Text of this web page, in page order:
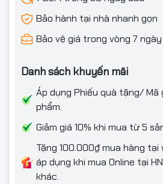
Bảo hành tại nhà nhanh gọn
Bảo vệ giá trong vòng 7 ngày
Danh sách khuyến mãi
Áp dụng Phiếu quà tặng/ Mã
phẩm.
Giảm giá 10% khi mua từ 5
Tặng 100.000₫ mua hàng
áp dụng khi mua Online tại
khác.
trong nhà.
Cảnh báo nhanh khi có chuyển
Xem trực tiếp và xem lại dễ dàng qua
📦 Điều kiện đổi/hoàn hàng (ngắn
Quay video mở gói từ lúc kiện còn
khi kiểm tra xong (căn cứ khi móp/